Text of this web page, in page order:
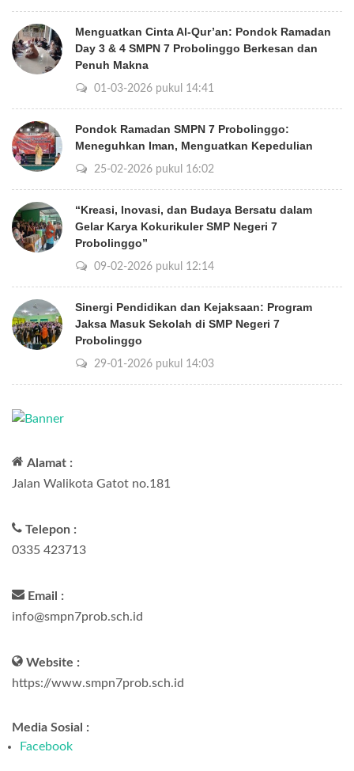
Menguatkan Cinta Al-Qur’an: Pondok Ramadan
Day 3 & 4 SMPN 7 Probolinggo Berkesan dan
Penuh Makna
01-03-2026 pukul 14:41
Pondok Ramadan SMPN 7 Probolinggo:
Meneguhkan Iman, Menguatkan Kepedulian
25-02-2026 pukul 16:02
“Kreasi, Inovasi, dan Budaya Bersatu dalam
Gelar Karya Kokurikuler SMP Negeri 7
Probolinggo”
09-02-2026 pukul 12:14
Sinergi Pendidikan dan Kejaksaan: Program
Jaksa Masuk Sekolah di SMP Negeri 7
Probolinggo
29-01-2026 pukul 14:03
Alamat :
Jalan Walikota Gatot no.181
Telepon :
0335 423713
Email :
info@smpn7prob.sch.id
Website :
https://www.smpn7prob.sch.id
Media Sosial :
Facebook